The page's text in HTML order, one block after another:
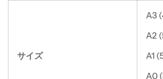
サイズ
A3
A2
A1
A0